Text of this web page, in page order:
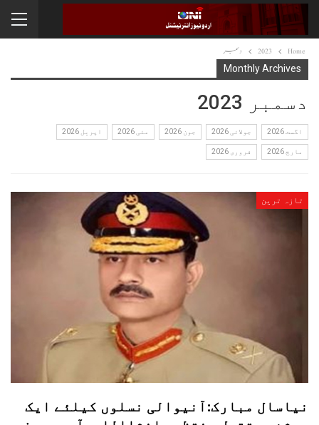
Home
2023 دسمبر
Monthly Archives
دسمبر 2023
اگست 2026 جولائی 2026 جون 2026 مئی 2026 اپریل 2026
مارچ 2026 فروری 2026
تازہ ترین
نیاسال مبارک:آنیوالی نسلوں کیلئے ایک